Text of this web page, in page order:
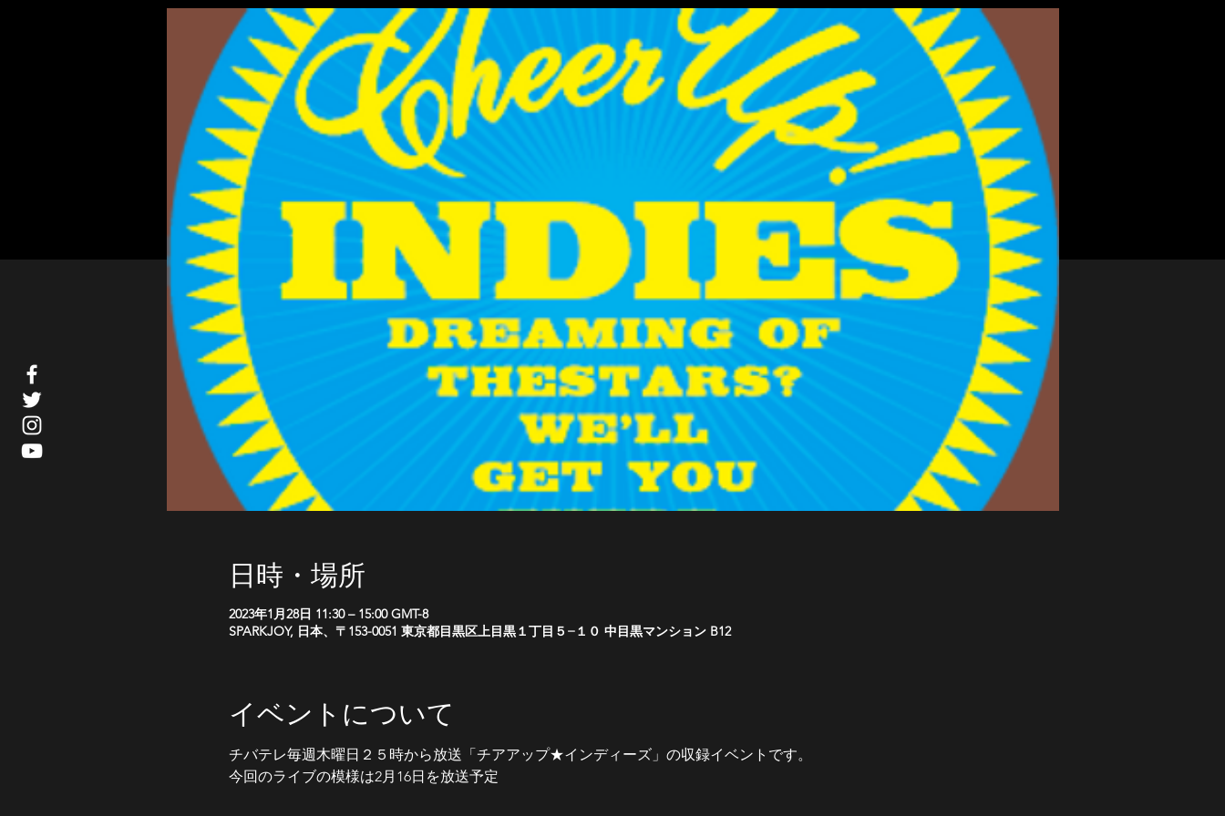
日時・場所
2023年1月28日 11:30 – 15:00 GMT-8
SPARKJOY, 日本、〒153-0051 東京都目黒区上目黒１丁目５−１０ 中目黒マンション B12
イベントについて
チバテレ毎週木曜日２５時から放送「チアアップ★インディーズ」の収録イベントです。
今回のライブの模様は2月16日を放送予定